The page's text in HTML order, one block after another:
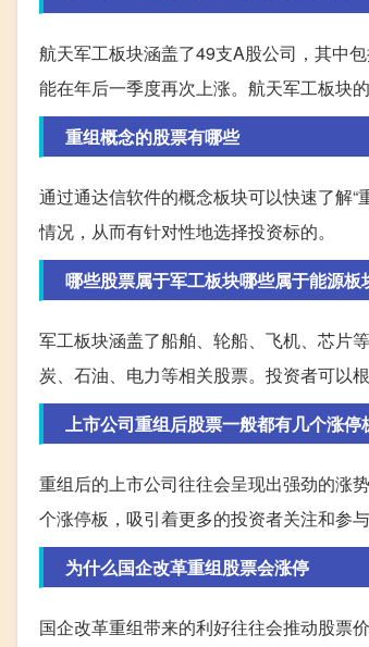
航天军工板块涵盖了49支A股公司，其中
能在年后一季度再次上涨。航天军工板块
重组概念的股票有哪些
通过通达信软件的概念板块可以快速了解
情况，从而有针对性地选择投资标的。
哪些股票属于军工板块哪些属于能源板
军工板块涵盖了船舶、轮船、飞机、芯片
炭、石油、电力等相关股票。投资者可以
上市公司重组后股票一般都有几个涨停
重组后的上市公司往往会呈现出强劲的涨
个涨停板，吸引着更多的投资者关注和参
为什么国企改革重组股票会涨停
国企改革重组带来的利好往往会推动股票